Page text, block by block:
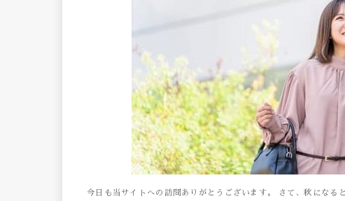
今日も当サイトへの訪問ありがとうございます。 さて、秋にな